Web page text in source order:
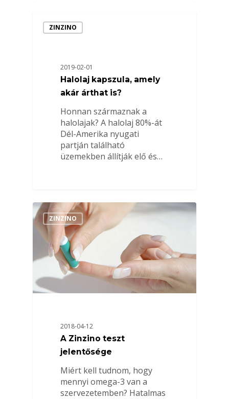
ZINZINO
2019-02-01
Halolaj kapszula, amely
akár árthat is?
Honnan származnak a
halolajak? A halolaj 80%-át
Dél-Amerika nyugati
partján található
üzemekben állítják elő és…
ZINZINO
2018-04-12
A Zinzino teszt
jelentősége
Miért kell tudnom, hogy
mennyi omega-3 van a
szervezetemben? Hatalmas